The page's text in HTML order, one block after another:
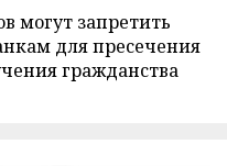
могут запретить
для пресечения
гражданства